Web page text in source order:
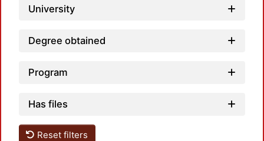
University
Degree obtained
Program
Has files
Reset filters